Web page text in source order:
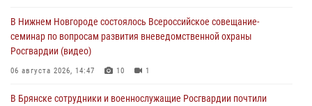
В Нижнем Новгороде состоялось Всероссийское совещание-
семинар по вопросам развития вневедомственной охраны
Росгвардии (видео)
06 августа 2026, 14:47 10 1
В Брянске сотрудники и военнослужащие Росгвардии почтили